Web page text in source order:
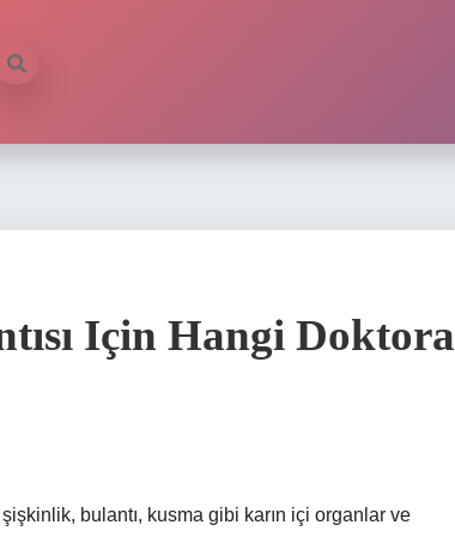
Için Hangi Doktora
şişkinlik, bulantı, kusma gibi karın içi organlar ve